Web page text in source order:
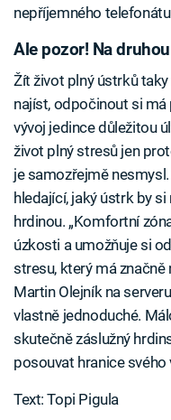
nepříjemného
Ale pozor! Na
Žít život plný ústrků
najíst, odpočinout si má
vývoj jedince důležitou
život plný stresů jen
je samozřejmě
hledající, jaký ústrk by
hrdinou. „Komfortní
úzkosti a umožňuje si
stresu, který má značně
Martin Olejník na
vlastně jednoduché.
skutečně záslužný
posouvat hranice
Text: Topi Pigula